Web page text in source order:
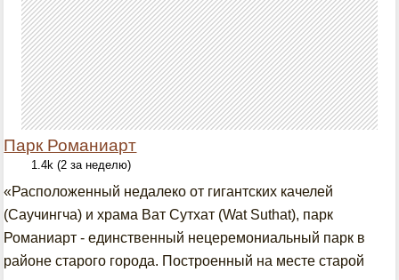
Парк Романиарт
1.4k (2 за неделю)
«Расположенный недалеко от гигантских качелей
(Саучингча) и храма Ват Сутхат (Wat Suthat), парк
Романиарт - единственный нецеремониальный парк в
районе старого города. Построенный на месте старой